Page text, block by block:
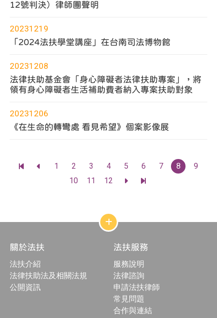
12號判決）律師團聲明
20231219
「2024法扶學堂講座」在台南司法博物館
20231208
法律扶助基金會「身心障礙者法律扶助專案」，將
領有身心障礙者生活補助費者納入專案扶助對象
20231206
《在生命的轉彎處 看見希望》個案影像展
1 2 3 4 5 6 7 8
9
10
11 12
頁
網
站
結
構
合
按
鈕
關於法扶
法扶介紹
法律扶助法及相關法規
公開資訊
法扶服務
服務說明
法律諮詢
申請法扶律師
常見問題
合作與連結